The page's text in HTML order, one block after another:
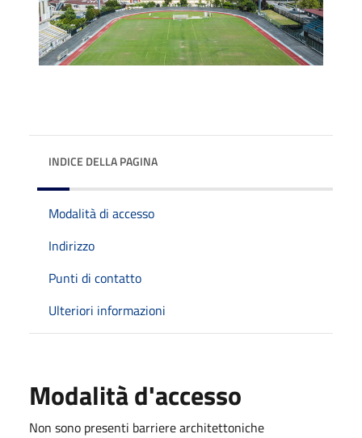
INDICE DELLA PAGINA
Modalità di accesso
Indirizzo
Punti di contatto
Ulteriori informazioni
Modalità d'accesso
Non sono presenti barriere architettoniche